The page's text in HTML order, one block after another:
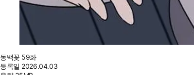
동백꽃 59화
등록일 2026.04.03